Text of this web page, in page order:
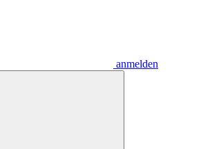
anmelden